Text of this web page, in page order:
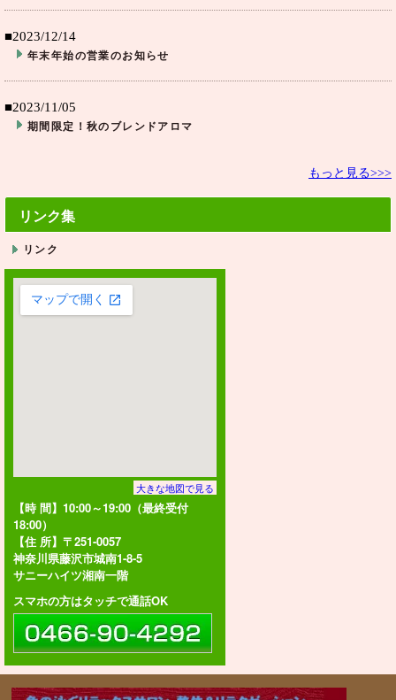
■2023/12/14
年末年始の営業のお知らせ
■2023/11/05
期間限定！秋のブレンドアロマ
もっと見る>>>
リンク集
リンク
大きな地図で見る
【時 間】10:00～19:00（最終受付
18:00）
【住 所】〒251-0057
神奈川県藤沢市城南1-8-5
サニーハイツ湘南一階
スマホの方はタッチで通話OK